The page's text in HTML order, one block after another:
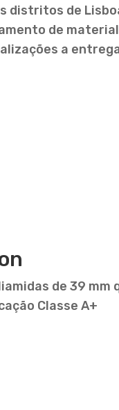
distritos de
de
a
de 39 mm
Classe A+